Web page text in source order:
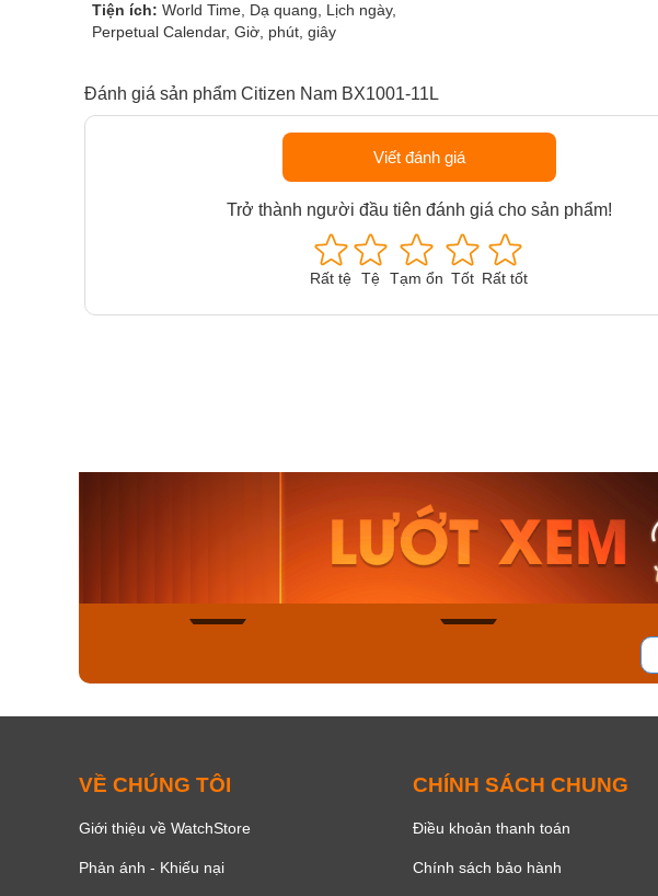
Tiện ích: World Time, Dạ quang, Lịch ngày,
Perpetual Calendar, Giờ, phút, giây
Đánh giá sản phẩm Citizen Nam BX1001-11L
Viết đánh giá
Trở thành người đầu tiên đánh giá cho sản phẩm!
Rất tệ Tệ Tạm ổn Tốt Rất tốt
Casio Nam MTS-
115D-1AVDF
2.823.000₫
2.399.550₫
Mua ngay
VỀ CHÚNG TÔI
Giới thiệu về WatchStore
Phản ánh - Khiếu nại
CHÍNH SÁCH CHUNG
Điều khoản thanh toán
Chính sách bảo hành